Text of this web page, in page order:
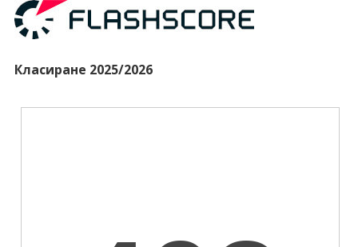
Класиране 2025/2026